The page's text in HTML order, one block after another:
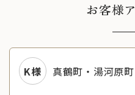
お客様
K様 真鶴町・湯河原町